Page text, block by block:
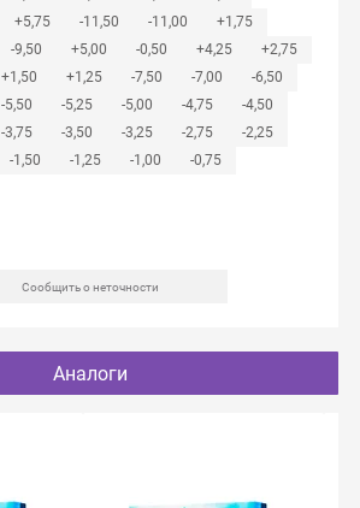
+5,75 -11,50 -11,00
+1,75
-9,50 +5,00 -0,50 +4,25
+2,75
+1,50 +1,25 -7,50 -7,00
-6,50
-5,50 -5,25 -5,00 -4,75
-4,50
-3,75 -3,50 -3,25 -2,75
-2,25
-1,50 -1,25 -1,00 -0,75
Сообщить о неточности
Аналоги